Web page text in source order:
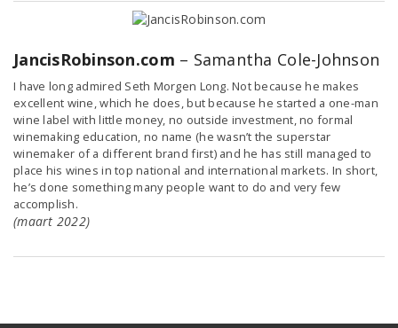
JancisRobinson.com – Samantha Cole-Johnson
I have long admired Seth Morgen Long. Not because he makes
excellent wine, which he does, but because he started a one-man
wine label with little money, no outside investment, no formal
winemaking education, no name (he wasn’t the superstar
winemaker of a different brand first) and he has still managed to
place his wines in top national and international markets. In short,
he’s done something many people want to do and very few
accomplish.
(maart 2022)